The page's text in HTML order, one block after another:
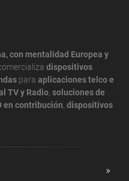
con mentalidad Europea y
dispositivos
para aplicaciones telco e
TV y Radio soluciones de
en contribución dispositivos